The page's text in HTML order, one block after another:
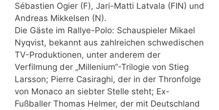
Sébastien Ogier (F), Jari-Matti Latvala (FIN) und
Andreas Mikkelsen (N).
Die Gäste im Rallye-Polo: Schauspieler Mikael
Nyqvist, bekannt aus zahlreichen schwedischen
TV-Produktionen, unter anderem der
Verfilmung der „Millenium“-Trilogie von Stieg
Larsson; Pierre Casiraghi, der in der Thronfolge
von Monaco an siebter Stelle steht; Ex-
Fußballer Thomas Helmer, der mit Deutschland